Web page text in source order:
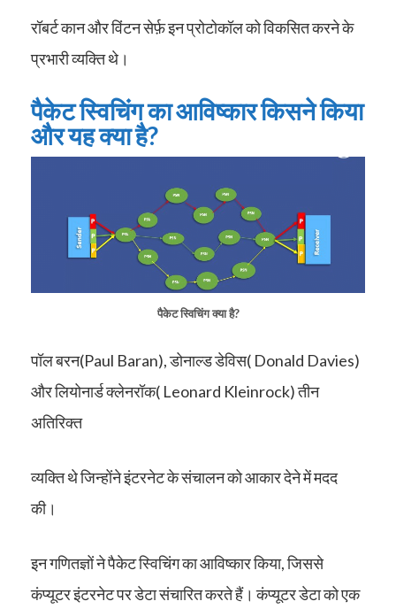
रॉबर्ट कान और विंटन सेर्फ़ इन प्रोटोकॉल को विकसित करने के
प्रभारी व्यक्ति थे।
पैकेट स्विचिंग का आविष्कार किसने किया
और यह क्या है?
पैकेट स्विचिंग क्या है?
पॉल बरन(Paul Baran), डोनाल्ड डेविस( Donald Davies)
और लियोनार्ड क्लेनरॉक( Leonard Kleinrock) तीन
अतिरिक्त
व्यक्ति थे जिन्होंने इंटरनेट के संचालन को आकार देने में मदद
की।
इन गणितज्ञों ने पैकेट स्विचिंग का आविष्कार किया, जिससे
कंप्यूटर इंटरनेट पर डेटा संचारित करते हैं। कंप्यूटर डेटा को एक